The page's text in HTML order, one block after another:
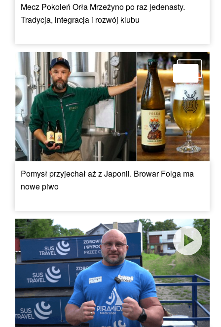
Mecz Pokoleń Orła Mrzeżyno po raz jedenasty.
Tradycja, integracja i rozwój klubu
Pomysł przyjechał aż z Japonii. Browar Folga ma
nowe piwo